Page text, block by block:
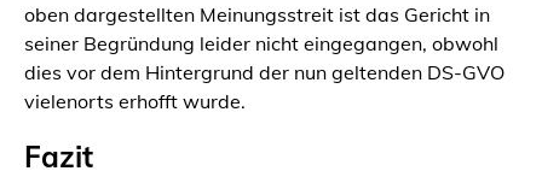
oben dargestellten Meinungsstreit ist das Gericht in
seiner Begründung leider nicht eingegangen, obwohl
dies vor dem Hintergrund der nun geltenden DS-GVO
vielenorts erhofft wurde.
Fazit